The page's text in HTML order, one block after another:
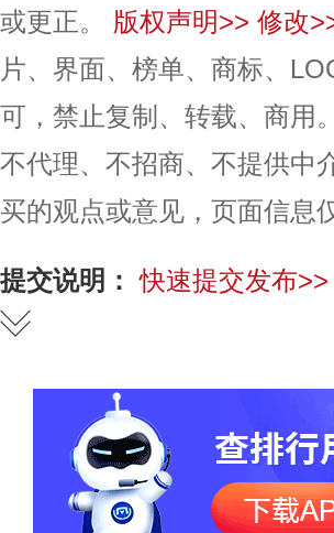
或更正。
版权声明>> 修改
片、界面、榜单、商标、
可，禁止复制、转载、商用
不代理、不招商、不提供中
买的观点或意见，页面信息
提交说明： 快速提交发布>>